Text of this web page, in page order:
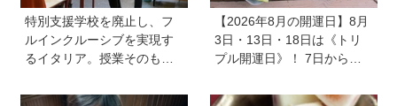
特別支援学校を廃止し、フ
ルインクルーシブを実現す
るイタリア。授業そのもの
やすい形に【言語聴覚士 原
【2026年8月の開運日】8月
3日・13日・18日は《トリ
プル開運日》！ 7日から
星」が、天秤座と蠍座に長